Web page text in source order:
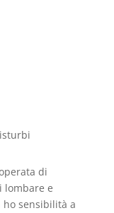
di
lombare e
sensibilità a